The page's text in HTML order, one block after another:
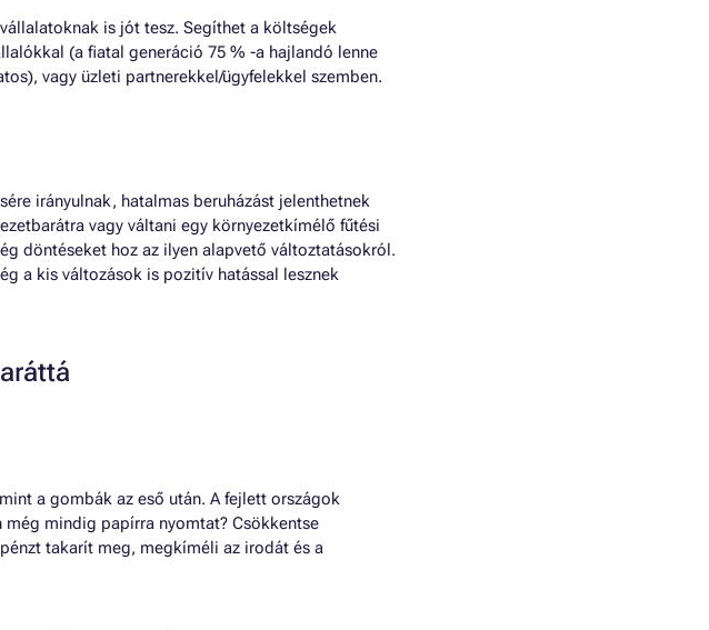
is jót tesz. Segíthet a költségek
(a fiatal generáció 75 % -a hajlandó lenne
vagy üzleti partnerekkel/ügyfelekkel szemben.
irányulnak, hatalmas beruházást jelenthetnek
vagy váltani egy környezetkímélő fűtési
döntéseket hoz az ilyen alapvető változtatásokról.
a kis változások is pozitív hatással lesznek
a gombák az eső után. A fejlett országok
még mindig papírra nyomtat? Csökkentse
takarít meg, megkíméli az irodát és a